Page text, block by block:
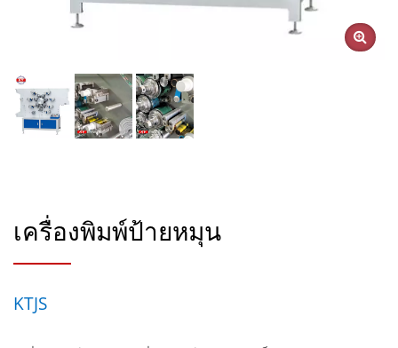
เครื่องพิมพ์ป้ายหมุน
KTJS